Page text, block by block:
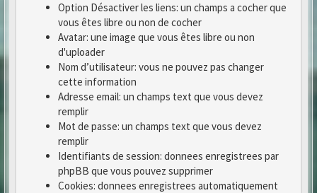
Option Désactiver les liens: un champs a cocher que
vous êtes libre ou non de cocher
Avatar: une image que vous êtes libre ou non
d'uploader
Nom d’utilisateur: vous ne pouvez pas changer
cette information
Adresse email: un champs text que vous devez
remplir
Mot de passe: un champs text que vous devez
remplir
Identifiants de session: donnees enregistrees par
phpBB que vous pouvez supprimer
Cookies: donnees enregistrees automatiquement